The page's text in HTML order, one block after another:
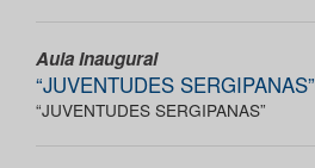
Aula Inaugural
“JUVENTUDES SERGIPANAS”
“JUVENTUDES SERGIPANAS”